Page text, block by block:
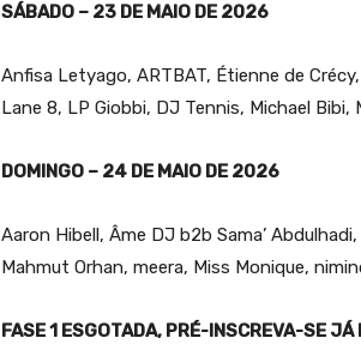
SÁBADO – 23 DE MAIO DE 2026
Anfisa Letyago, ARTBAT, Étienne de
Lane 8, LP Giobbi, DJ Tennis, Michael
DOMINGO – 24 DE MAIO DE 2026
Aaron Hibell, Âme DJ b2b Sama’
Mahmut Orhan, meera, Miss Monique,
FASE 1 ESGOTADA, PRÉ-INSCREVA-SE